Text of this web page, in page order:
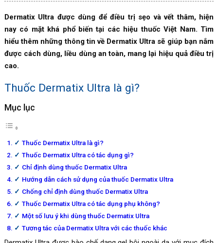
Dermatix Ultra được dùng để điều trị sẹo và vết thâm, hiện
nay có mặt khá phổ biến tại các hiệu thuốc Việt Nam. Tìm
hiểu thêm những thông tin về Dermatix Ultra sẽ giúp bạn nắm
được cách dùng, liều dùng an toàn, mang lại hiệu quả điều trị
cao.
Thuốc Dermatix Ultra là gì?
Mục lục
Thuốc Dermatix Ultra là gì?
Thuốc Dermatix Ultra có tác dụng gì?
Chỉ định dùng thuốc Dermatix Ultra
Hướng dẫn cách sử dụng của thuốc Dermatix Ultra
Chống chỉ định dùng thuốc Dermatix Ultra
Thuốc Dermatix Ultra có tác dụng phụ không?
Một số lưu ý khi dùng thuốc Dermatix Ultra
Tương tác của Dermatix Ultra với các thuốc khác